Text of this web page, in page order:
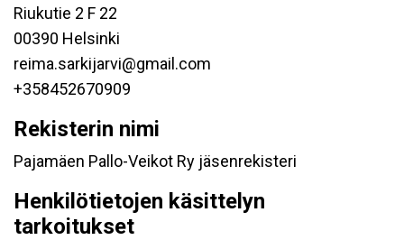
Riukutie 2 F 22
00390 Helsinki
reima.sarkijarvi@gmail.com
+358452670909
Rekisterin nimi
Pajamäen Pallo-Veikot Ry jäsenrekisteri
Henkilötietojen käsittelyn
tarkoitukset